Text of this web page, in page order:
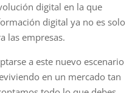
digital en la que
digital ya no es solo
las empresas.
a este nuevo escenario
en un mercado tan